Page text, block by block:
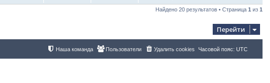
Найдено 20 результатов • Страница 1 из 1
Перейти
Часовой пояс: UTC
Удалить cookies
Пользователи
Наша команда